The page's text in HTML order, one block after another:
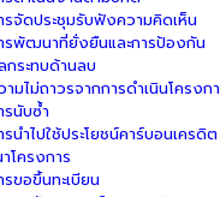
รจัดประชุมรับฟังความคิดเห็น
รพัฒนาที่ยั่งยืนและการป้องกัน
กระทบด้านลบ
ามไม่ถาวรจากการดำเนินโครงก
รนับซ้ำ
รนำไปใช้ประโยชน์คาร์บอนเครดิต
ครงการ
รขอขึ้นทะเบียน